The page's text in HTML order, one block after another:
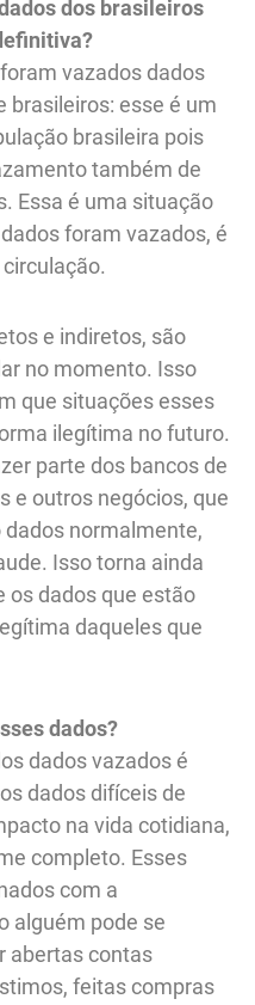
dos brasileiros
vazados dados
brasileiros: esse é um
brasileira pois
também de
Essa é uma situação
foram vazados, é
e indiretos, são
no momento. Isso
que situações esses
ilegítima no futuro.
parte dos bancos de
e outros negócios, que
normalmente,
Isso torna ainda
os dados que estão
daqueles que
dados?
dados vazados é
dados difíceis de
na vida cotidiana,
completo. Esses
com a
alguém pode se
abertas contas
feitas compras